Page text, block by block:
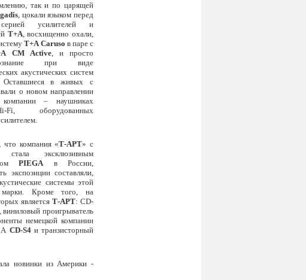
так и по царящей
, цокали языком перед
усилителей и
T+A, восхищенно охали,
T+A Caruso в паре с
ACM Active, и просто
при виде
акустических систем
в живых с
о новом направлении
компании – наушниках
оборудованных
что компания «Т-АРТ» с
эксклюзивным
PIEGAв России,
экспозиции составляли,
системы этой
марки. Кроме того, на
является Т-АРТ: CD-
виниловый проигрыватель
немецкой компании
А CD-S4и транзисторный
новинки из Америки -